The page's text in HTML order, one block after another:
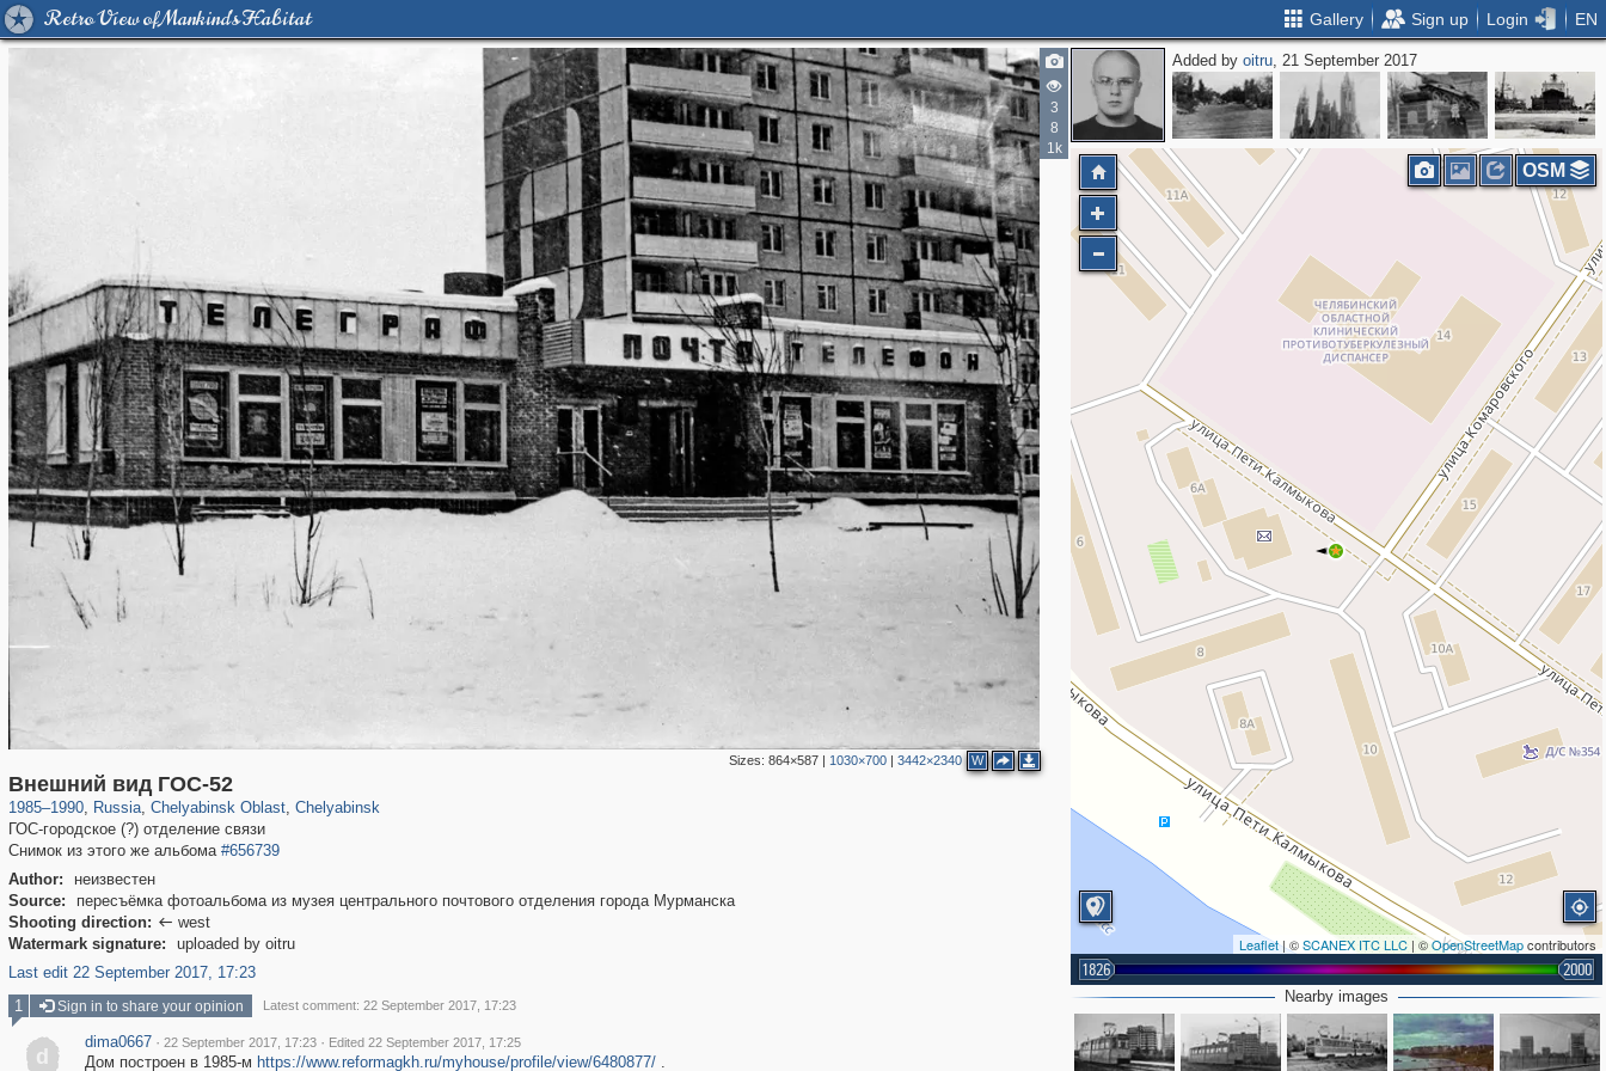
Retro View of Mankind's Habitat Gallery Sign up Login EN
3
8
1k
Sizes: 864×587| 1030×700| 3442×2340 W
Внешний вид ГОС-52
1985–1990, Russia
1,406,255 29,243
, Chelyabinsk Oblast
11,446 39
, Chelyabinsk
ГОС-городское (?) отделение связи
Снимок из этого же альбома #656739
Author:
неизвестен
Source:
пересъёмка фотоальбома из музея центрального почтового отделения города Мурманска
Shooting direction:  west
Watermark signature:
uploaded by oitru
Last edit 22 September 2017, 17:23
Added byoitru, 21 September 2017
Leaflet| ©SCANEX ITC LLC | ©OpenStreetMapcontributors
1826 2000
OSM
Nearby images
1 Sign in to share your opinion Latest comment: 22 September 2017, 17:23
d
dima0667 · 22 September 2017, 17:23 · Edited 22 September 2017, 17:25
Дом построен в 1985-м https://www.reformagkh.ru/myhouse/profile/view/6480877/.